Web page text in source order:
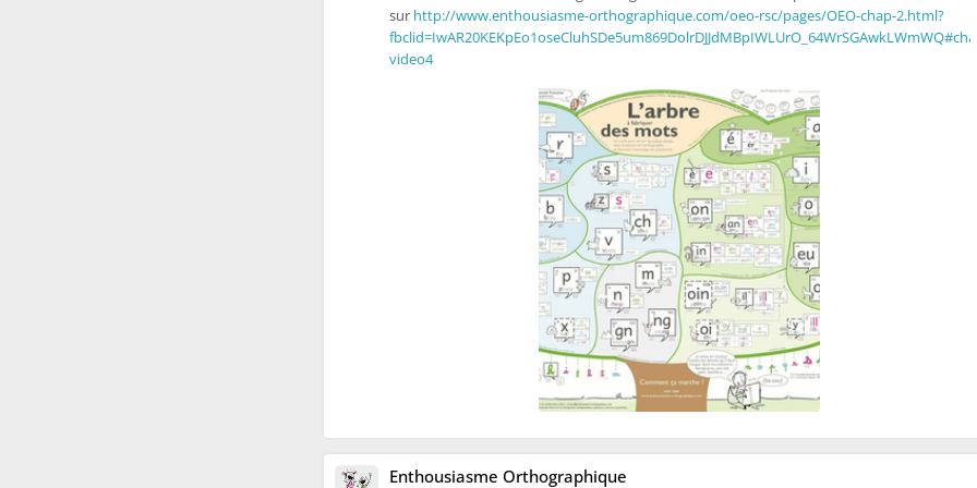
sur http://www.enthousiasme-orthographique.com/oeo-rsc/pages/OEO-chap-2.html?
video4
Enthousiasme Orthographique